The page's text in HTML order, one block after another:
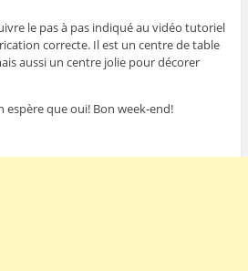
le pas à pas indiqué au vidéo tutoriel
correcte. Il est un centre de table
aussi un centre jolie pour décorer
espère que oui! Bon week-end!